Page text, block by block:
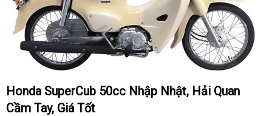
Honda SuperCub 50cc Nhập Nhật, Hải Quan
Cầm Tay, Giá Tốt